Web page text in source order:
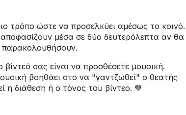
τρόπο ώστε να προσελκύει αμέσως το κοινό.
αποφασίζουν μέσα σε δύο δευτερόλεπτα αν θα
παρακολουθήσουν.
σας είναι να προσθέσετε μουσική.
βοηθάει στο να "γαντζωθεί" ο θεατής
η διάθεση ή ο τόνος του βίντεο. 🧡